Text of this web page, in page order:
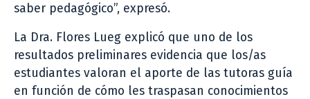
saber pedagógico”, expresó.
La Dra. Flores Lueg explicó que uno de los
resultados preliminares evidencia que los/as
estudiantes valoran el aporte de las tutoras guía
en función de cómo les traspasan conocimientos